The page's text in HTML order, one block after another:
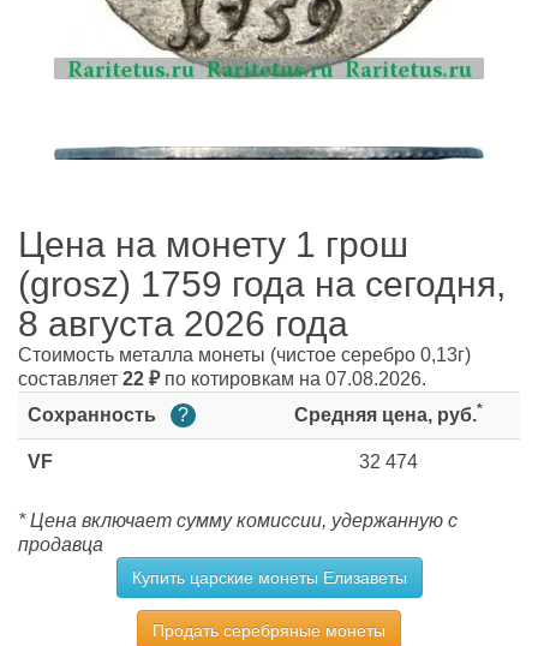
Цена на монету 1 грош
(grosz) 1759 года на сегодня,
8 августа 2026 года
Стоимость металла монеты (чистое серебро 0,13г)
составляет 22 ₽по котировкам на 07.08.2026.
Сохранность
? Средняя цена, руб.*
VF 32 474
* Цена включает сумму комиссии, удержанную с
продавца
Купить царские монеты Елизаветы
Продать серебряные монеты